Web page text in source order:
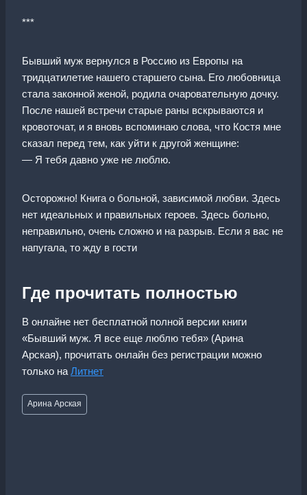
***
Бывший муж вернулся в Россию из Европы на
тридцатилетие нашего старшего сына. Его любовница
стала законной женой, родила очаровательную дочку.
После нашей встречи старые раны вскрываются и
кровоточат, и я вновь вспоминаю слова, что Костя мне
сказал перед тем, как уйти к другой женщине:
— Я тебя давно уже не люблю.
Осторожно! Книга о больной, зависимой любви. Здесь
нет идеальных и правильных героев. Здесь больно,
неправильно, очень сложно и на разрыв. Если я вас не
напугала, то жду в гости
Где прочитать полностью
В онлайне нет бесплатной полной версии книги
«Бывший муж. Я все еще люблю тебя» (Арина
Арская), прочитать онлайн без регистрации можно
только на Литнет
Метки
записи:
Арина Арская